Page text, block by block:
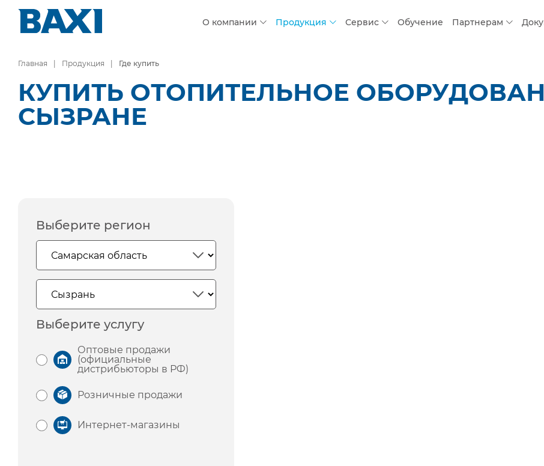
О компании Продукция Сервис Обучение Партнерам
Главная Продукция Где купить
КУПИТЬ ОТОПИТЕЛЬНОЕ
СЫЗРАНЕ
Выберите регион
Выберите услугу
Оптовые продажи
(официальные
дистрибьюторы в РФ)
Розничные продажи
Интернет-магазины